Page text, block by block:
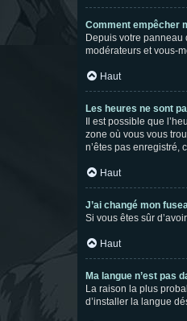
Comment empêcher
Depuis votre panneau
modérateurs et vous-
Haut
Les heures ne sont
Il est possible que
zone où vous vous
n’êtes pas enregistré,
Haut
J’ai changé mon
Si vous êtes sûr
Haut
Ma langue n’est pas
La raison la plus
d’installer la langue